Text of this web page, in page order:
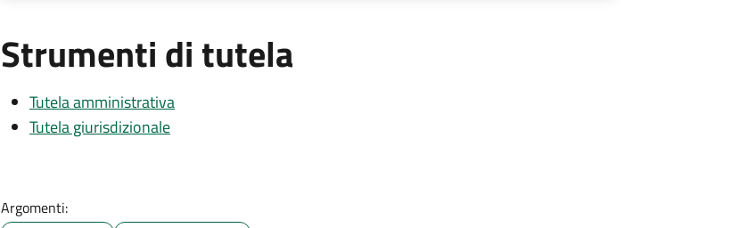
Strumenti di tutela
Tutela amministrativa
Tutela giurisdizionale
Argomenti: